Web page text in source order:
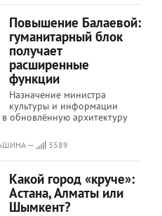
Повышение Балаевой:
гуманитарный блок
получает
расширенные
функции
Назначение министра
культуры и информации
обновлённую архитектуру
— 3589
Какой город «круче»:
Астана, Алматы или
Шымкент?